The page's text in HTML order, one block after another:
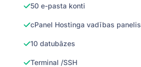
50 e-pasta konti
cPanel Hostinga vadības panelis
10 datubāzes
Terminal /SSH